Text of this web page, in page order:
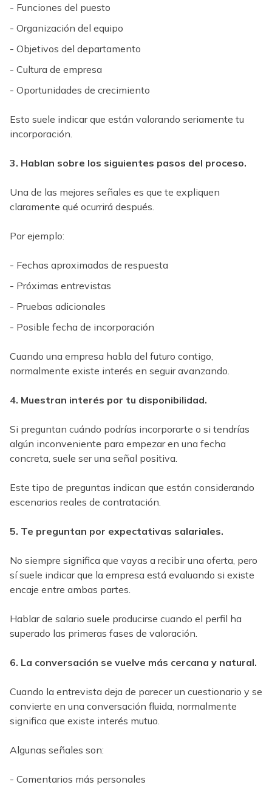
- Funciones del puesto
- Organización del equipo
- Objetivos del departamento
- Cultura de empresa
- Oportunidades de crecimiento
Esto suele indicar que están valorando seriamente tu
incorporación.
3. Hablan sobre los siguientes pasos del proceso.
Una de las mejores señales es que te expliquen
claramente qué ocurrirá después.
Por ejemplo:
- Fechas aproximadas de respuesta
- Próximas entrevistas
- Pruebas adicionales
- Posible fecha de incorporación
Cuando una empresa habla del futuro contigo,
normalmente existe interés en seguir avanzando.
4. Muestran interés por tu disponibilidad.
Si preguntan cuándo podrías incorporarte o si tendrías
algún inconveniente para empezar en una fecha
concreta, suele ser una señal positiva.
Este tipo de preguntas indican que están considerando
escenarios reales de contratación.
5. Te preguntan por expectativas salariales.
No siempre significa que vayas a recibir una oferta, pero
sí suele indicar que la empresa está evaluando si existe
encaje entre ambas partes.
Hablar de salario suele producirse cuando el perfil ha
superado las primeras fases de valoración.
6. La conversación se vuelve más cercana y natural.
Cuando la entrevista deja de parecer un cuestionario y se
convierte en una conversación fluida, normalmente
significa que existe interés mutuo.
Algunas señales son:
- Comentarios más personales